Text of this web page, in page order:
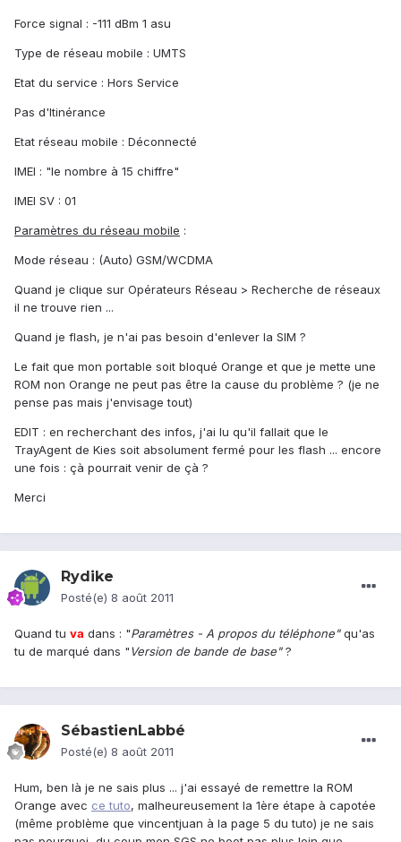
Force signal : -111 dBm 1 asu
Type de réseau mobile : UMTS
Etat du service : Hors Service
Pas d'Itinérance
Etat réseau mobile : Déconnecté
IMEI : "le nombre à 15 chiffre"
IMEI SV : 01
Paramètres du réseau mobile :
Mode réseau : (Auto) GSM/WCDMA
Quand je clique sur Opérateurs Réseau > Recherche de réseaux
il ne trouve rien ...
Quand je flash, je n'ai pas besoin d'enlever la SIM ?
Le fait que mon portable soit bloqué Orange et que je mette une
ROM non Orange ne peut pas être la cause du problème ? (je ne
pense pas mais j'envisage tout)
EDIT : en recherchant des infos, j'ai lu qu'il fallait que le
TrayAgent de Kies soit absolument fermé pour les flash ... encore
une fois : çà pourrait venir de çà ?
Merci
Rydike
Posté(e) 8 août 2011
Quand tu va dans : "Paramètres - A propos du téléphone"qu'as
tu de marqué dans "Version de bande de base"?
SébastienLabbé
Posté(e) 8 août 2011
Hum, ben là je ne sais plus ... j'ai essayé de remettre la ROM
Orange avec ce tuto, malheureusement la 1ère étape à capotée
(même problème que vincentjuan à la page 5 du tuto) je ne sais